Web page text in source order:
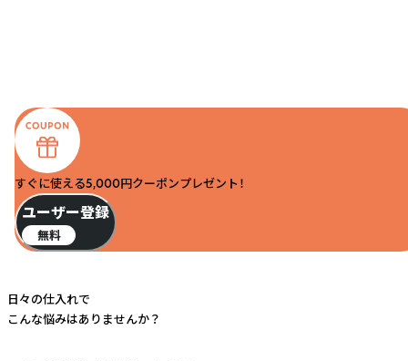
すぐに使える5,000円クーポンプレゼント！
ユーザー登録
無料
日々の仕入れで
こんな悩みはありませんか？